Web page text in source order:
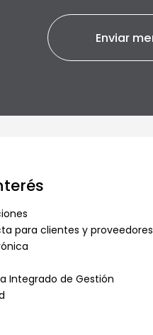
para clientes y proveedores
Integrado de Gestión